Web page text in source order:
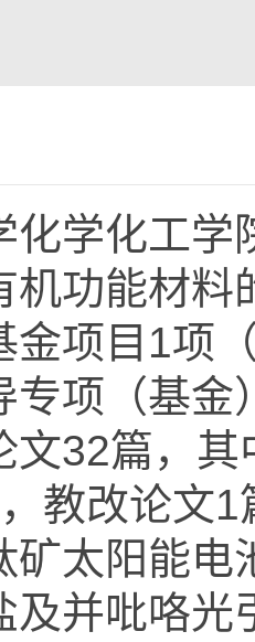
化学化工
机功能材
金项目1项
专项（基
文32篇，
教改论文
矿太阳能电
及并吡咯